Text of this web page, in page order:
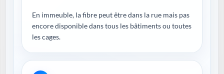
En immeuble, la fibre peut être dans la rue mais pas
encore disponible dans tous les bâtiments ou toutes
les cages.